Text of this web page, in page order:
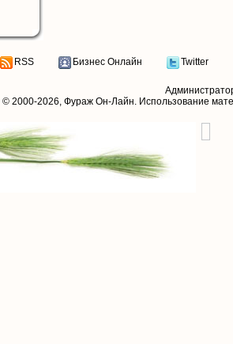
RSS Бизнес Онлайн Twitter
© 2000-2026, Фураж Он-Лайн. Использование